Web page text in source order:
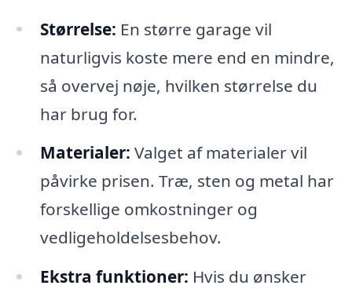
Størrelse: En større garage vil
naturligvis koste mere end en mindre,
så overvej nøje, hvilken størrelse du
har brug for.
Materialer: Valget af materialer vil
påvirke prisen. Træ, sten og metal har
forskellige omkostninger og
vedligeholdelsesbehov.
Ekstra funktioner: Hvis du ønsker